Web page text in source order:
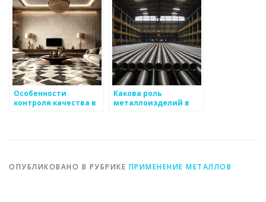
Особенности
контроля качества в
Какова роль
металлоизделий в
ОПУБЛИКОВАНО В РУБРИКЕ ПРИМЕНЕНИЕ МЕТАЛЛОВ